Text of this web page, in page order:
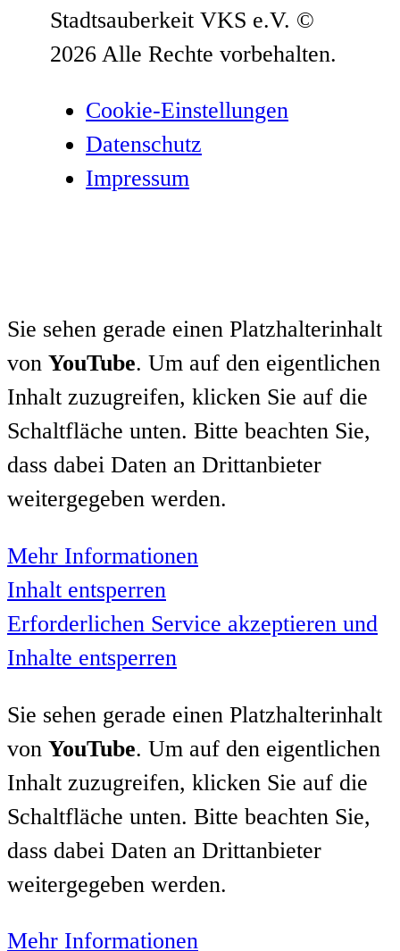
Stadtsauberkeit VKS e.V. ©
2026 Alle Rechte vorbehalten.
Cookie-Einstellungen
Datenschutz­
Impressum
Sie sehen gerade einen Platzhalterinhalt
von YouTube. Um auf den eigentlichen
Inhalt zuzugreifen, klicken Sie auf die
Schaltfläche unten. Bitte beachten Sie,
dass dabei Daten an Drittanbieter
weitergegeben werden.
Mehr Informationen
Inhalt entsperren
Erforderlichen Service akzeptieren und
Inhalte entsperren
Sie sehen gerade einen Platzhalterinhalt
von YouTube. Um auf den eigentlichen
Inhalt zuzugreifen, klicken Sie auf die
Schaltfläche unten. Bitte beachten Sie,
dass dabei Daten an Drittanbieter
weitergegeben werden.
Mehr Informationen